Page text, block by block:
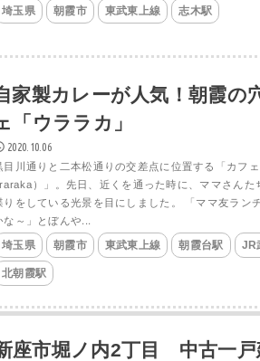
埼玉県 朝霞市 東武東上線 志木駅
家製カレーが人気！朝霞の
「ウララカ」
2020.10.06
目川通りと二本松通りの交差点に位置する「カフ
）」。先日、近くを通った時に、ママさんた
りをしている光景を目にしました。 「ママ友ラン
な～」とぼんや...
埼玉県 朝霞市 東武東上線 朝霞台駅 JR
北朝霞駅
座市堀ノ内2丁目 中古一戸